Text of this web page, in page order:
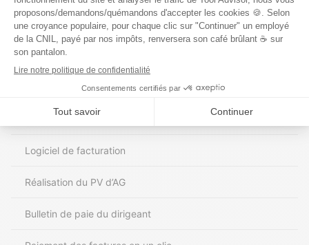
Application mobile
Gestion des indemnités kilométriques et des notes de frais
Tableaux de bord
Application mobile
Logiciel de facturation
Réalisation du PV d’AG
Bulletin de paie du dirigeant